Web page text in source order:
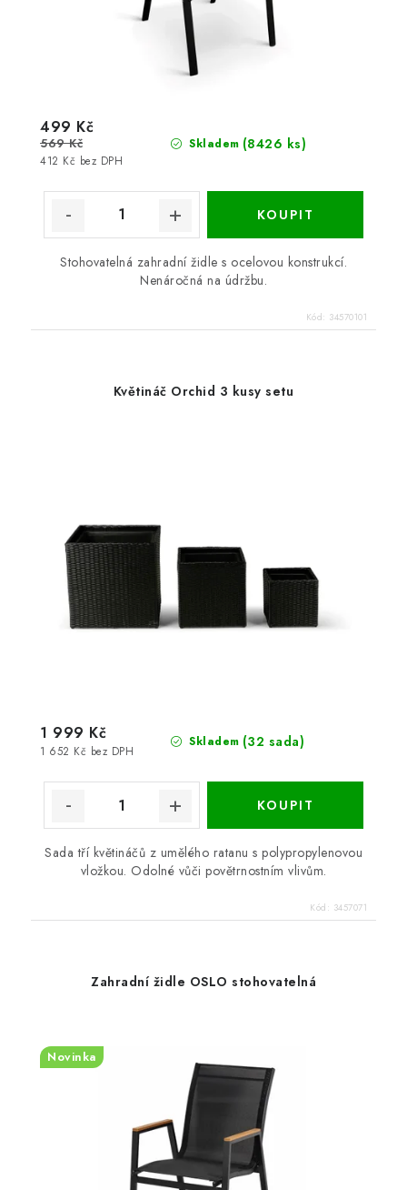
Skladem (8426 ks)
412 Kč bez DPH
499 Kč
569 Kč
Stohovatelná zahradní židle s ocelovou konstrukcí.
Nenáročná na údržbu.
Kód: 34570101
Květináč Orchid 3 kusy setu
Skladem (32 sada)
1 652 Kč bez DPH
1 999 Kč
Sada tří květináčů z umělého ratanu s polypropylenovou
vložkou. Odolné vůči povětrnostním vlivům.
Kód: 3457071
Zahradní židle OSLO stohovatelná
Novinka